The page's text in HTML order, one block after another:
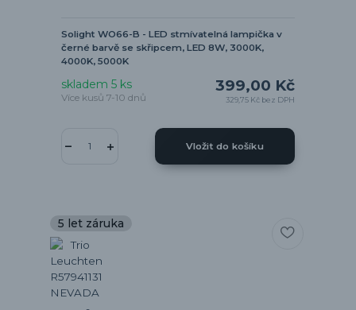
Solight WO66-B - LED stmívatelná lampička v
černé barvě se skřipcem, LED 8W, 3000K,
4000K, 5000K
399,00 Kč
329,75 Kč bez DPH
skladem 5 ks
Více kusů 7-10 dnů
Vložit do košíku
5 let záruka